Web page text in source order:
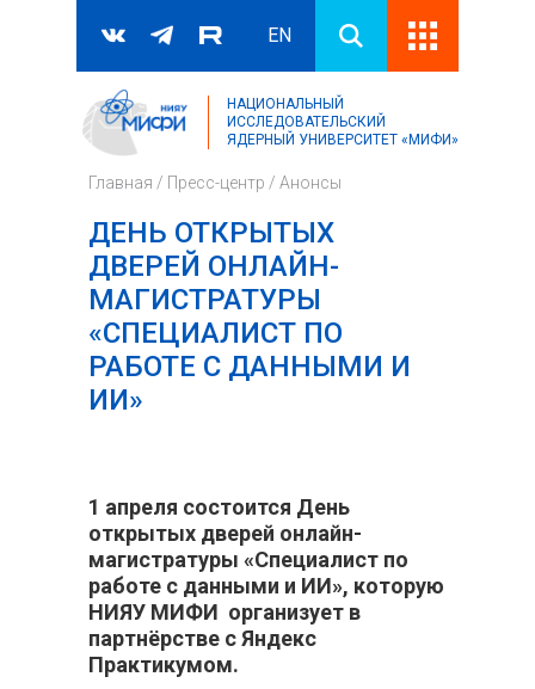
Форма поиска
Поиск
EN
НАЦИОНАЛЬНЫЙ
ИССЛЕДОВАТЕЛЬСКИЙ
ЯДЕРНЫЙ УНИВЕРСИТЕТ «МИФИ»
Главная / Пресс-центр / Анонсы
ДЕНЬ ОТКРЫТЫХ
ДВЕРЕЙ ОНЛАЙН-
МАГИСТРАТУРЫ
«СПЕЦИАЛИСТ ПО
РАБОТЕ С ДАННЫМИ И
ИИ»
1 апреля состоится День
открытых дверей онлайн-
магистратуры «Специалист по
работе с данными и ИИ», которую
НИЯУ МИФИ организует в
партнёрстве с Яндекс
Практикумом.